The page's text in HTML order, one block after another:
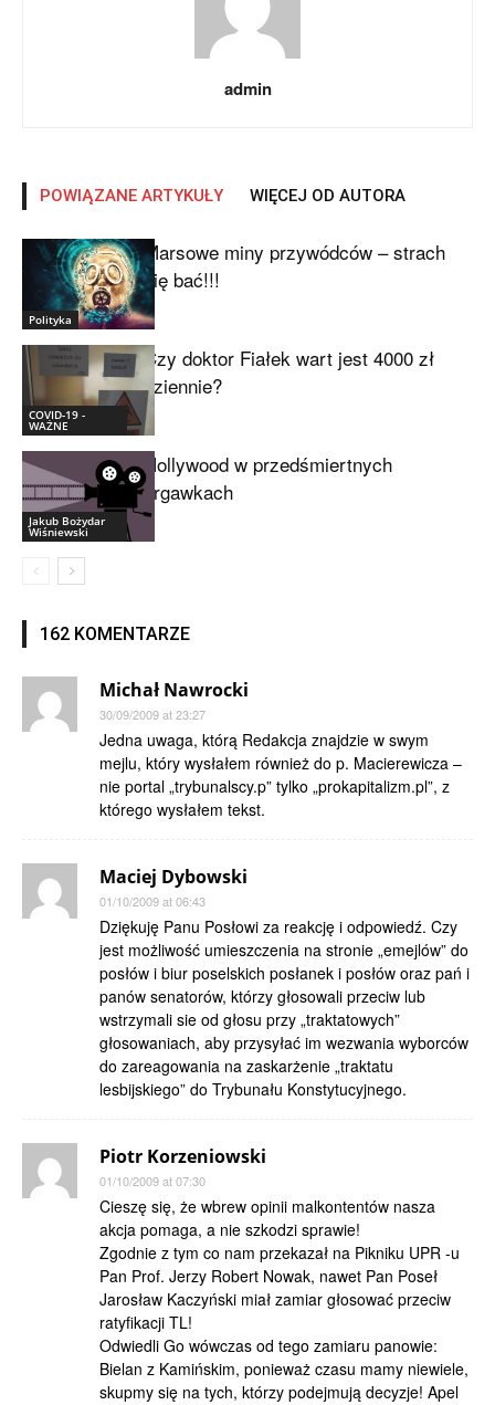
admin
POWIĄZANE ARTYKUŁY WIĘCEJ OD AUTORA
Polityka
Marsowe miny przywódców – strach
się bać!!!
COVID-19 -
WAŻNE
Czy doktor Fiałek wart jest 4000 zł
dziennie?
Jakub Bożydar
Wiśniewski
Hollywood w przedśmiertnych
drgawkach
162 KOMENTARZE
Michał Nawrocki
30/09/2009 at 23:27
Jedna uwaga, którą Redakcja znajdzie w swym
mejlu, który wysłałem również do p. Macierewicza –
nie portal „trybunalscy.p” tylko „prokapitalizm.pl”, z
którego wysłałem tekst.
Maciej Dybowski
01/10/2009 at 06:43
Dziękuję Panu Posłowi za reakcję i odpowiedź. Czy
jest możliwość umieszczenia na stronie „emejlów” do
posłów i biur poselskich posłanek i posłów oraz pań i
panów senatorów, którzy głosowali przeciw lub
wstrzymali sie od głosu przy „traktatowych”
głosowaniach, aby przysyłać im wezwania wyborców
do zareagowania na zaskarżenie „traktatu
lesbijskiego” do Trybunału Konstytucyjnego.
Piotr Korzeniowski
01/10/2009 at 07:30
Cieszę się, że wbrew opinii malkontentów nasza
akcja pomaga, a nie szkodzi sprawie!
Zgodnie z tym co nam przekazał na Pikniku UPR -u
Pan Prof. Jerzy Robert Nowak, nawet Pan Poseł
Jarosław Kaczyński miał zamiar głosować przeciw
ratyfikacji TL!
Odwiedli Go wówczas od tego zamiaru panowie:
Bielan z Kamińskim, ponieważ czasu mamy niewiele,
skupmy się na tych, którzy podejmują decyzje! Apel